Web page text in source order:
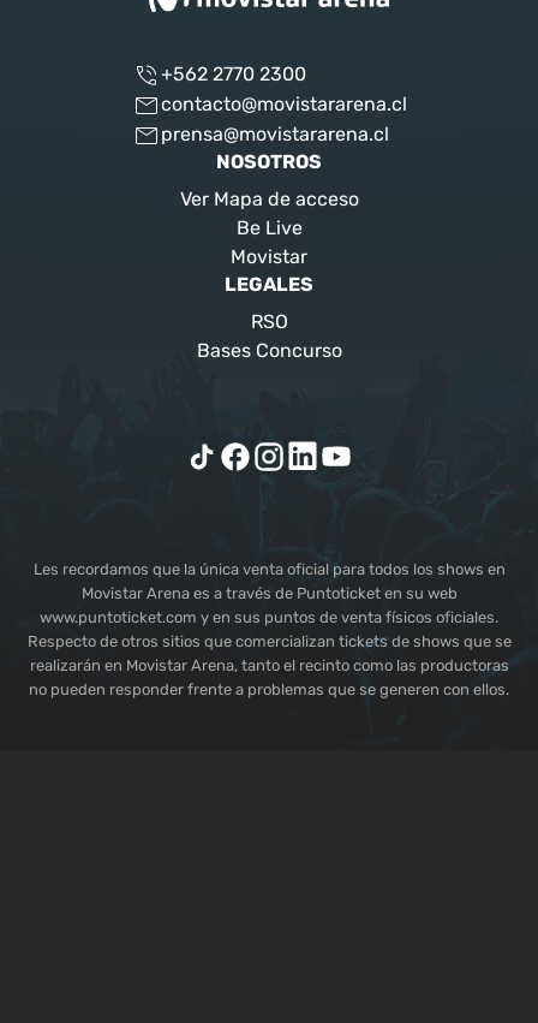
+562 2770 2300
contacto@movistararena.cl
prensa@movistararena.cl
NOSOTROS
Ver Mapa de acceso
Be Live
Movistar
LEGALES
RSO
Bases Concurso
Les recordamos que la única venta oficial para todos los shows en
Movistar Arena es a través de Puntoticket en su web
www.puntoticket.com y en sus puntos de venta físicos oficiales.
Respecto de otros sitios que comercializan tickets de shows que se
realizarán en Movistar Arena, tanto el recinto como las productoras
no pueden responder frente a problemas que se generen con ellos.